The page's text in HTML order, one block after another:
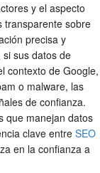
y el aspecto
transparente sobre
precisa y
sus datos de
contexto de Google,
o malware, las
de confianza.
que manejan datos
clave entre SEO
en la confianza a